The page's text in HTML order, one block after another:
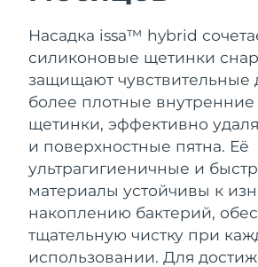
Насадка issa™ hybrid
силиконовые щетинки
защищают чувствительные
более плотные
щетинки, эффективно
и поверхностные пятна. Её
ультрагигиеничные и
материалы устойчивы к
накоплению бактерий,
тщательную чистку при
использовании. Для